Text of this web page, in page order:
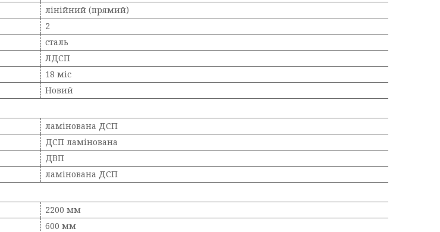
лінійний (прямий)
2
сталь
ЛДСП
18 міс
Новий
ламінована ДСП
ДСП ламінована
ДВП
ламінована ДСП
2200 мм
600 мм